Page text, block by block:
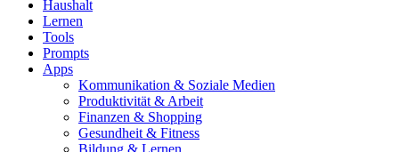
Haushalt
Lernen
Tools
Prompts
Apps
Kommunikation & Soziale Medien
Produktivität & Arbeit
Finanzen & Shopping
Gesundheit & Fitness
Bildung & Lernen